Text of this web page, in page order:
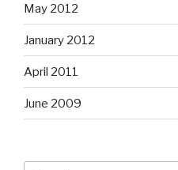
May 2012
January 2012
April 2011
June 2009